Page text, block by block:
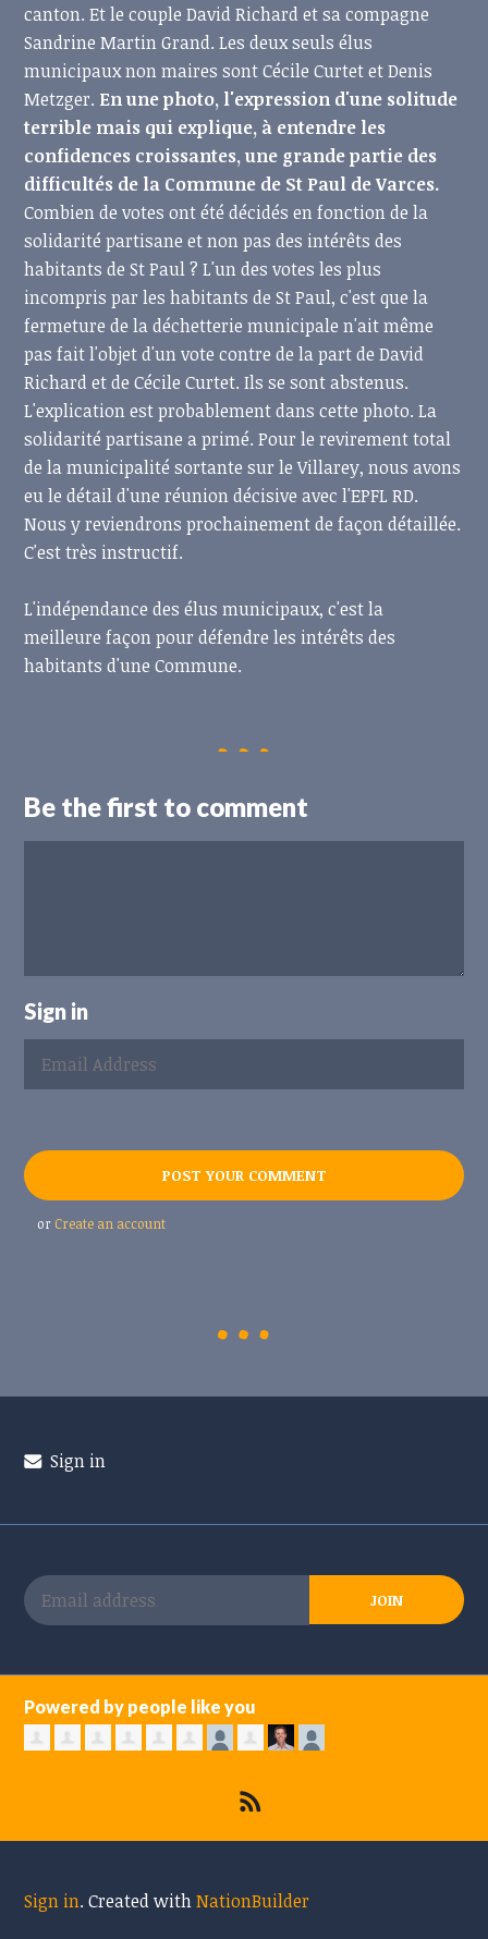
canton. Et le couple David Richard et sa compagne
Sandrine Martin Grand. Les deux seuls élus
municipaux non maires sont Cécile Curtet et Denis
Metzger. En une photo, l'expression d'une solitude
terrible mais qui explique, à entendre les
confidences croissantes, une grande partie des
difficultés de la Commune de St Paul de Varces.
Combien de votes ont été décidés en fonction de la
solidarité partisane et non pas des intérêts des
habitants de St Paul ? L'un des votes les plus
incompris par les habitants de St Paul, c'est que la
fermeture de la déchetterie municipale n'ait même
pas fait l'objet d'un vote contre de la part de David
Richard et de Cécile Curtet. Ils se sont abstenus.
L'explication est probablement dans cette photo. La
solidarité partisane a primé. Pour le revirement total
de la municipalité sortante sur le Villarey, nous avons
eu le détail d'une réunion décisive avec l'EPFL RD.
Nous y reviendrons prochainement de façon détaillée.
C'est très instructif.
L'indépendance des élus municipaux, c'est la
meilleure façon pour défendre les intérêts des
habitants d'une Commune.
Be the first to comment
Sign in
or Create an account
Sign in
Powered by people like you
Sign in.Created withNationBuilder